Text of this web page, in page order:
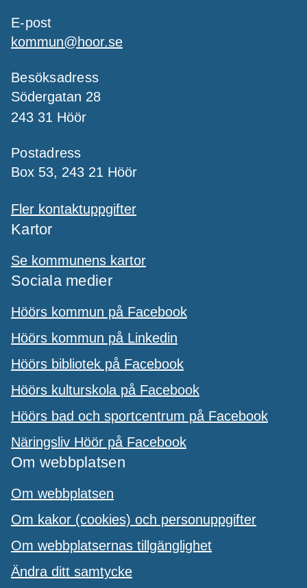
E-post
kommun@hoor.se
Besöksadress
Södergatan 28
243 31 Höör
Postadress
Box 53, 243 21 Höör
Fler kontaktuppgifter
Kartor
Se kommunens kartor
Sociala medier
Höörs kommun på Facebook
Höörs kommun på Linkedin
Höörs bibliotek på Facebook
Höörs kulturskola på Facebook
Höörs bad och sportcentrum på Facebook
Näringsliv Höör på Facebook
Om webbplatsen
Om webbplatsen
Om kakor (cookies) och personuppgifter
Om webbplatsernas tillgänglighet
Ändra ditt samtycke